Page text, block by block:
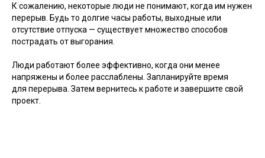
К сожалению, некоторые люди не понимают, когда им нужен
перерыв. Будь то долгие часы работы, выходные или
отсутствие отпуска — существует множество способов
пострадать от выгорания.
Люди работают более эффективно, когда они менее
напряжены и более расслаблены. Запланируйте время
для перерыва. Затем вернитесь к работе и завершите свой
проект.